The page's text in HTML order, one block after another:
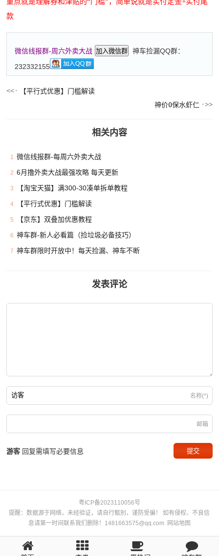
款
微信线报群-周六外卖大战 加入微信群
神车捡漏QQ群：
232332155
【平行式优惠】门槛解读
神价0保水虾仁
相关内容
1 微信线报群-每周六外卖大战
2 6月撸外卖大战最强攻略 每天更新
3 【淘宝天猫】满300-30凑单拆单教程
4 【平行式优惠】门槛解读
5 【京东】双叠加优惠教程
6 神车群-新人必看篇（捡垃圾必备技巧）
7 神车群限时开放中！每天捡漏、神车不断
发表评论
名称(*)
邮箱
游客 回复需填写必要信息
粤ICP备2023110056号
提醒：数据源于网络，未经验证，请自行甄别，谨防受骗！ 如有侵权、不良信
息请第一时间联系我们删除！1481663575@qq.com
网站地图